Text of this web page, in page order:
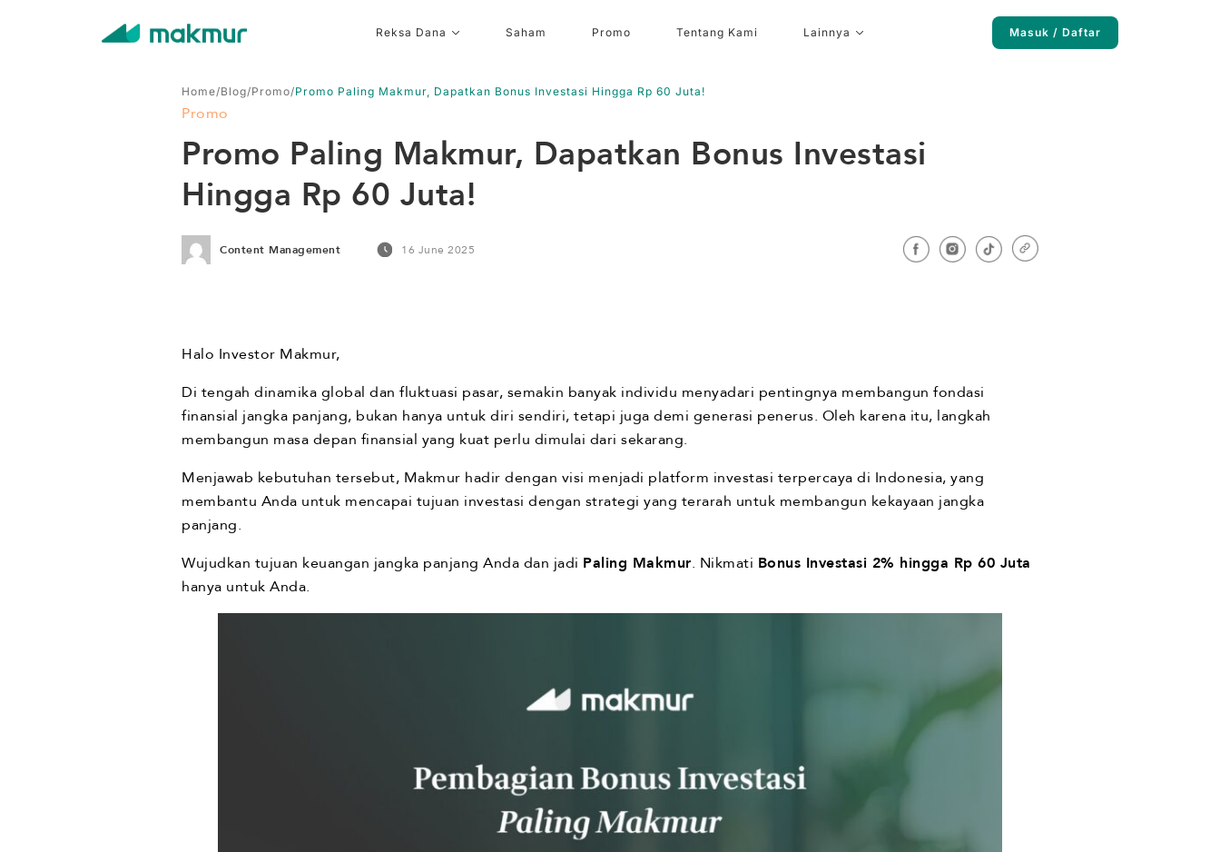
Reksa Dana Saham Promo Tentang Kami Lainnya Masuk / Daftar
Home/Blog/Promo/Promo Paling Makmur, Dapatkan Bonus Investasi Hingga Rp 60 Juta!
Promo
Promo Paling Makmur, Dapatkan Bonus Investasi
Hingga Rp 60 Juta!
Content Management 16 June 2025
Halo Investor Makmur,
Di tengah dinamika global dan fluktuasi pasar, semakin banyak individu menyadari pentingnya membangun fondasi
finansial jangka panjang, bukan hanya untuk diri sendiri, tetapi juga demi generasi penerus. Oleh karena itu, langkah
membangun masa depan finansial yang kuat perlu dimulai dari sekarang.
Menjawab kebutuhan tersebut, Makmur hadir dengan visi menjadi platform investasi terpercaya di Indonesia, yang
membantu Anda untuk mencapai tujuan investasi dengan strategi yang terarah untuk membangun kekayaan jangka
panjang.
Wujudkan tujuan keuangan jangka panjang Anda dan jadi Paling Makmur. Nikmati Bonus Investasi 2% hingga Rp 60 Juta
hanya untuk Anda.